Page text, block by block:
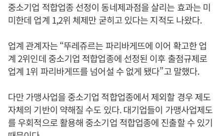
중소기업 적합업종 선정이 동네제과점을 살리는 효과는 미
미한데 업계 1,2위 체제만 굳히고 있다는 지적도 나왔다.
업계 관계자는 “뚜레쥬르는 파리바게뜨에 이어 확고한 업
계 2위인데 중소기업 적합업종에 선정된 이후 출점규제로
업계 1위 파리바게뜨를 넘어설 수 없게 됐다”고 말했다.
다만 가맹사업을 중소기업 적합업종에서 제외할 경우 제도
자체의 기반이 약해질 수도 있다. 대기업들이 가맹사업제도
를 우회적으로 활용해 중소기업 적합업종에 진출할 수 있기